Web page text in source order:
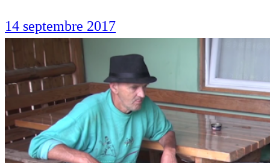
14 septembre 2017